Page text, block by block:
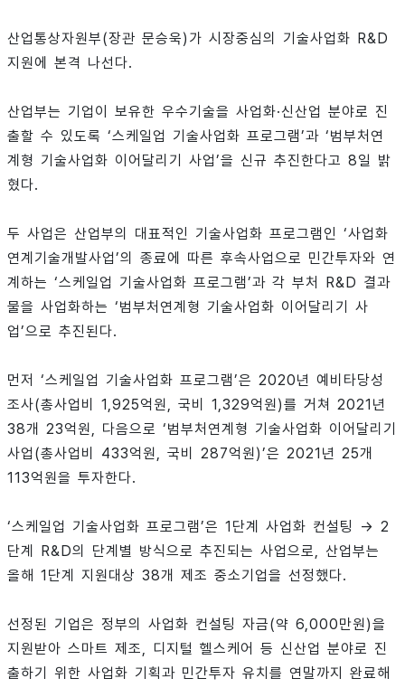
산업통상자원부(장관 문승욱)가 시장중심의 기술사업화 R&D
지원에 본격 나선다.
산업부는 기업이 보유한 우수기술을 사업화·신산업 분야로 진
출할 수 있도록 ‘스케일업 기술사업화 프로그램’과 ‘범부처연
계형 기술사업화 이어달리기 사업’을 신규 추진한다고 8일 밝
혔다.
두 사업은 산업부의 대표적인 기술사업화 프로그램인 ‘사업화
연계기술개발사업’의 종료에 따른 후속사업으로 민간투자와 연
계하는 ‘스케일업 기술사업화 프로그램’과 각 부처 R&D 결과
물을 사업화하는 ‘범부처연계형 기술사업화 이어달리기 사
업’으로 추진된다.
먼저 ‘스케일업 기술사업화 프로그램’은 2020년 예비타당성
조사(총사업비 1,925억원, 국비 1,329억원)를 거쳐 2021년
38개 23억원, 다음으로 ‘범부처연계형 기술사업화 이어달리기
사업(총사업비 433억원, 국비 287억원)’은 2021년 25개
113억원을 투자한다.
‘스케일업 기술사업화 프로그램’은 1단계 사업화 컨설팅 → 2
단계 R&D의 단계별 방식으로 추진되는 사업으로, 산업부는
올해 1단계 지원대상 38개 제조 중소기업을 선정했다.
선정된 기업은 정부의 사업화 컨설팅 자금(약 6,000만원)을
지원받아 스마트 제조, 디지털 헬스케어 등 신산업 분야로 진
출하기 위한 사업화 기획과 민간투자 유치를 연말까지 완료해